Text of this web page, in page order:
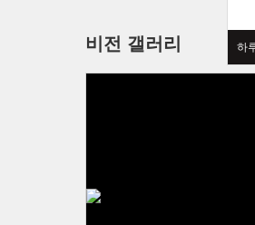
비전 갤러리 하